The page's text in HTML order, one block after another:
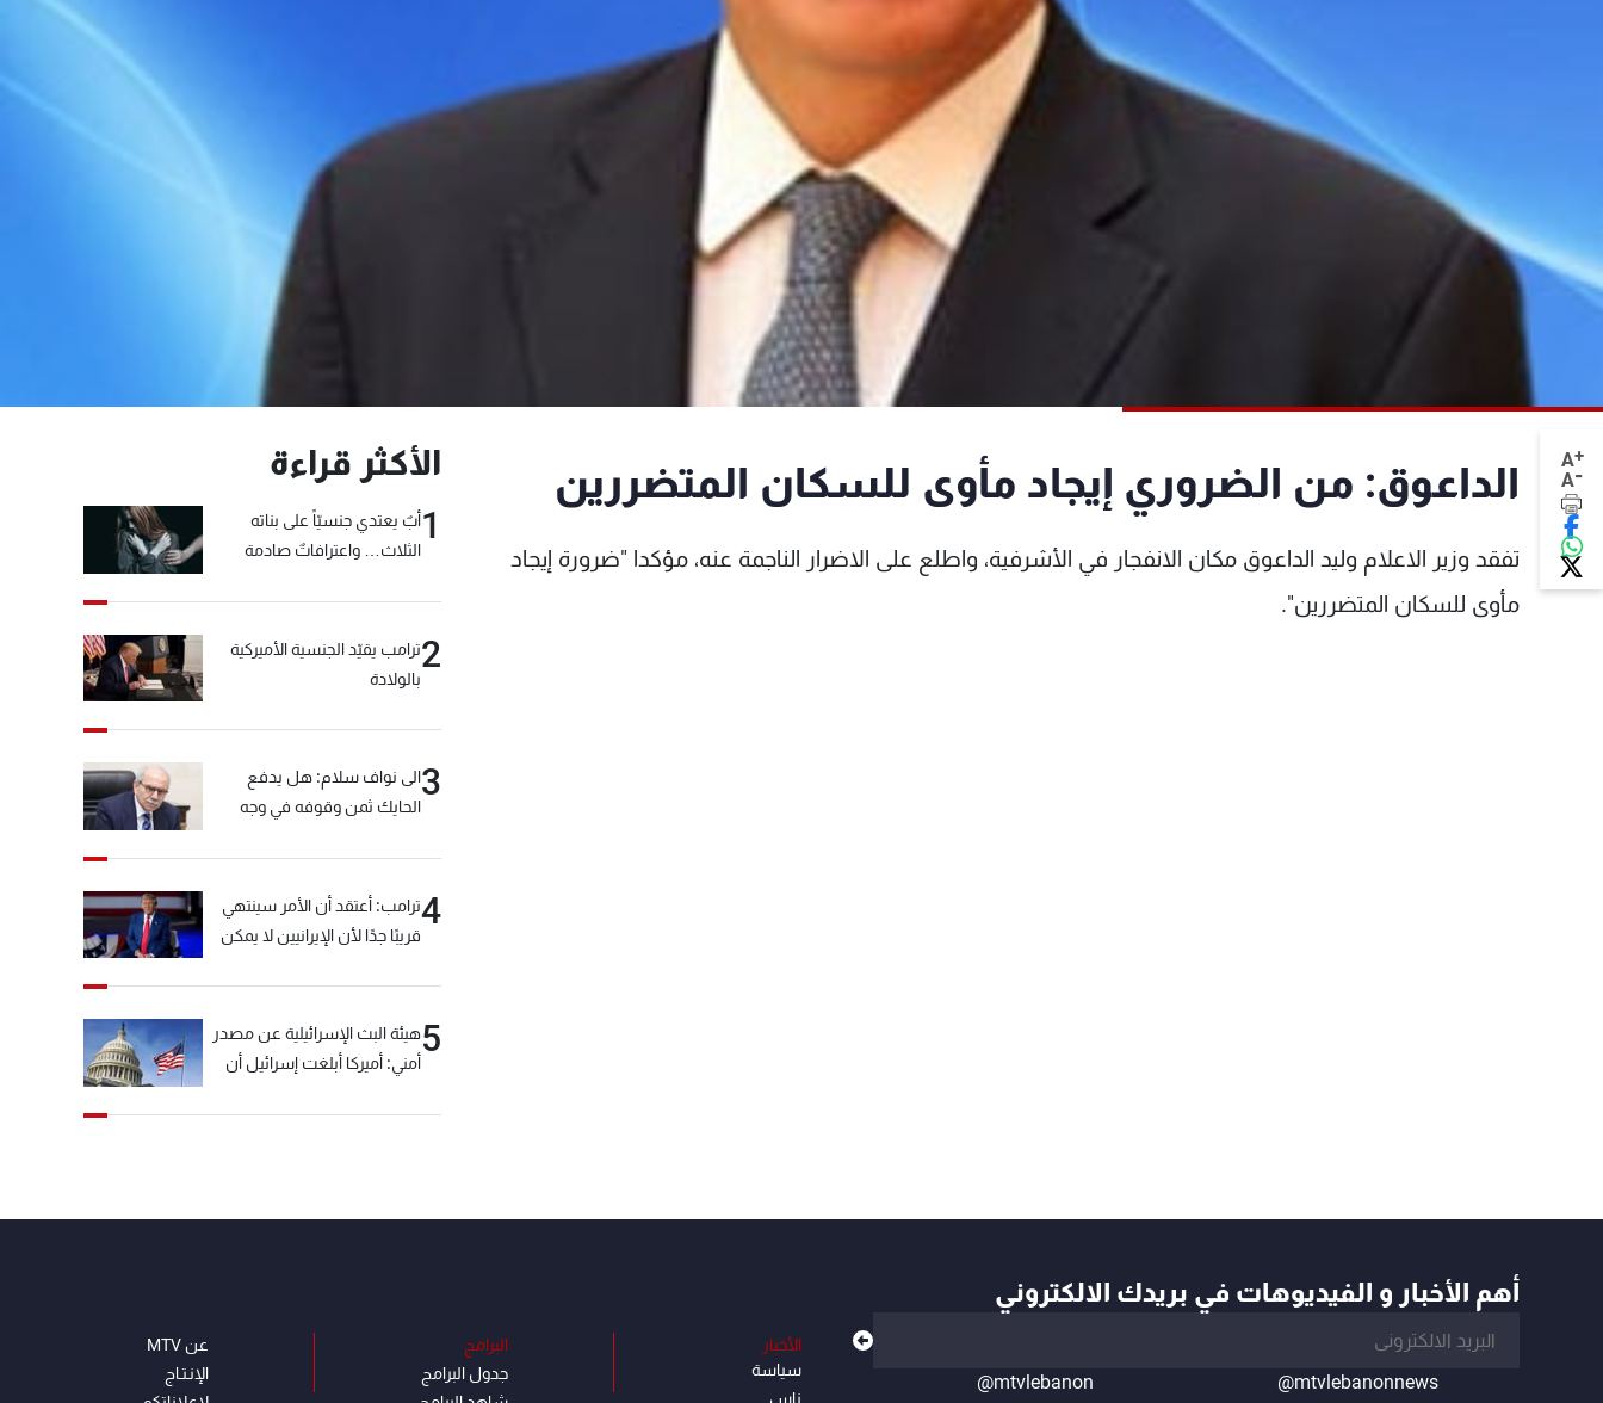
A+
A- الداعوق: من الضروري إيجاد مأوى للسكان المتضررين
تفقد وزير الاعلام وليد الداعوق مكان الانفجار في الأشرفية، واطلع على الاضرار الناجمة عنه، مؤكدا "ضرورة إيجاد
مأوى للسكان المتضررين".
الأكثر قراءة
1أبٌ يعتدي جنسيّاً على بناته
الثلاث… واعترافاتٌ صادمة
2ترامب يقيّد الجنسية الأميركية
بالولادة
3الى نواف سلام: هل يدفع
الحايك ثمن وقوفه في وجه
4ترامب: أعتقد أن الأمر سينتهي
قريبًا جدًا لأن الإيرانيين لا يمكن
5هيئة البث الإسرائيلية عن مصدر
أمني: أميركا أبلغت إسرائيل أن
أهم الأخبار و الفيديوهات في بريدك الالكتروني
@mtvlebanonnews
@mtvlebanon
الأخبار
سياسة
ناس
البرامج
جدول البرامج
عن MTV
الإنـتـاج